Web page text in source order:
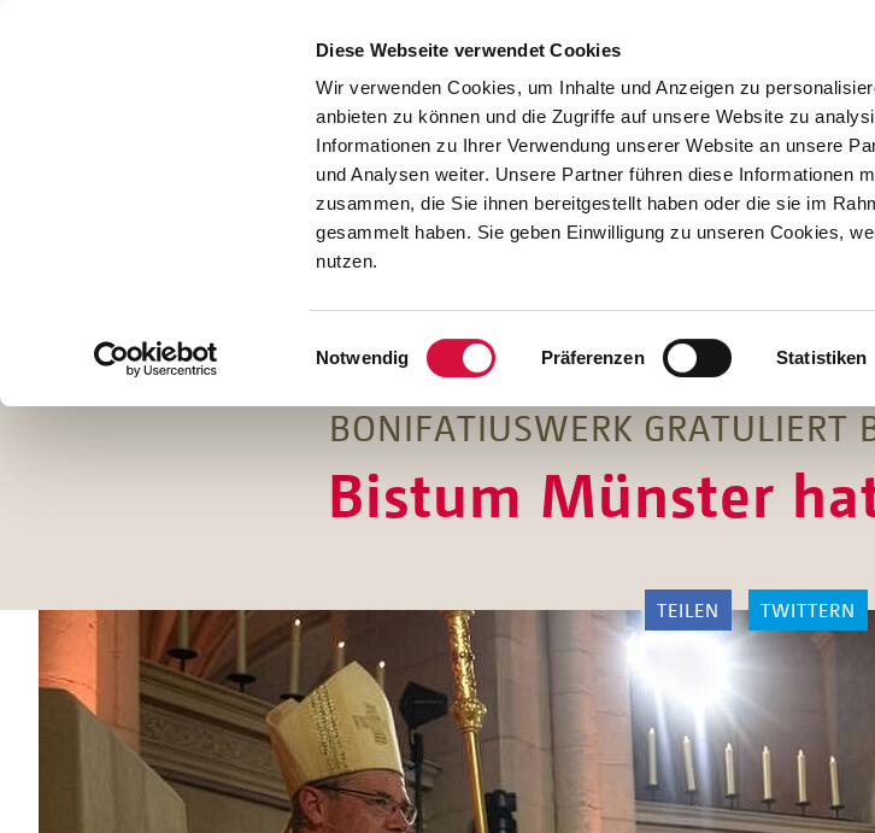
Diese Webseite verwendet Cookies
Wir verwenden Cookies, um Inhalte und Anzeigen zu
anbieten zu können und die Zugriffe auf unsere Website zu
Informationen zu Ihrer Verwendung unserer Website an unsere
und Analysen weiter. Unsere Partner führen diese Informationen
zusammen, die Sie ihnen bereitgestellt haben oder die sie im
gesammelt haben. Sie geben Einwilligung zu unseren Cookies,
nutzen.
Einwilligungsauswahl
Notwendig Präferenzen Statistiken
Hilfen
Unterstützen
Projekte
BONIFATIUSWERK GRATULIERT
Bistum Münster
TEILEN TWITTERN